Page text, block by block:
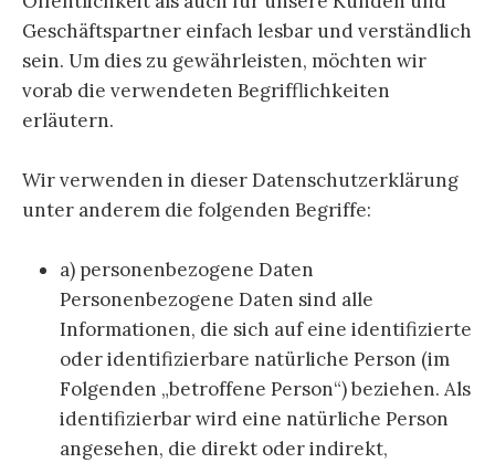
Geschäftspartner einfach lesbar und verständlich
sein. Um dies zu gewährleisten, möchten wir
vorab die verwendeten Begrifflichkeiten
erläutern.
Wir verwenden in dieser Datenschutzerklärung
unter anderem die folgenden Begriffe:
a) personenbezogene Daten
Personenbezogene Daten sind alle
Informationen, die sich auf eine identifizierte
oder identifizierbare natürliche Person (im
Folgenden „betroffene Person“) beziehen. Als
identifizierbar wird eine natürliche Person
angesehen, die direkt oder indirekt,